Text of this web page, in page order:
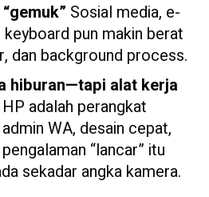
Sosial media, e-
pun makin berat
dan background process.
hiburan—tapi alat kerja
adalah perangkat
WA, desain cepat,
“lancar” itu
sekadar angka kamera.